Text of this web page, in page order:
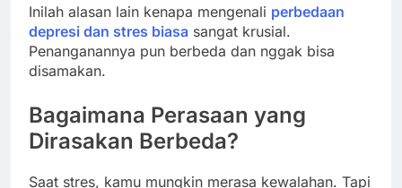
Inilah alasan lain kenapa mengenali perbedaan
depresi dan stres biasa sangat krusial.
Penanganannya pun berbeda dan nggak bisa
disamakan.
Bagaimana Perasaan yang
Dirasakan Berbeda?
Saat stres, kamu mungkin merasa kewalahan. Tapi